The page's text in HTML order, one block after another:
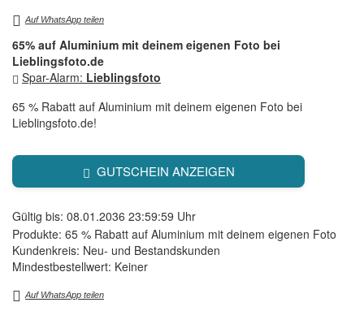
Auf WhatsApp teilen
65% auf Aluminium mit deinem eigenen Foto bei
Lieblingsfoto.de
Spar-Alarm: Lieblingsfoto
65 % Rabatt auf Aluminium mit deinem eigenen Foto bei
Lieblingsfoto.de!
GUTSCHEIN ANZEIGEN
Gültig bis: 08.01.2036 23:59:59 Uhr
Produkte: 65 % Rabatt auf Aluminium mit deinem eigenen Foto
Kundenkreis: Neu- und Bestandskunden
Mindestbestellwert: Keiner
Auf WhatsApp teilen